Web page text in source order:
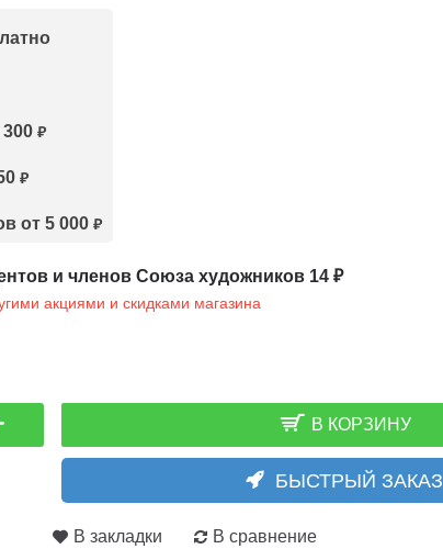
300 ₽
₽
от 5 000₽
и членов Союза художников 14 ₽
акциями и скидками магазина
В КОРЗИНУ
БЫСТРЫЙ ЗАКАЗ
В закладки В сравнение